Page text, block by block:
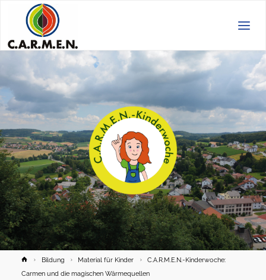
HomeBildung Material für Kinder
C.A.R.M.E.N.-Kinderwoche:
Carmen und die magischen Wärmequellen